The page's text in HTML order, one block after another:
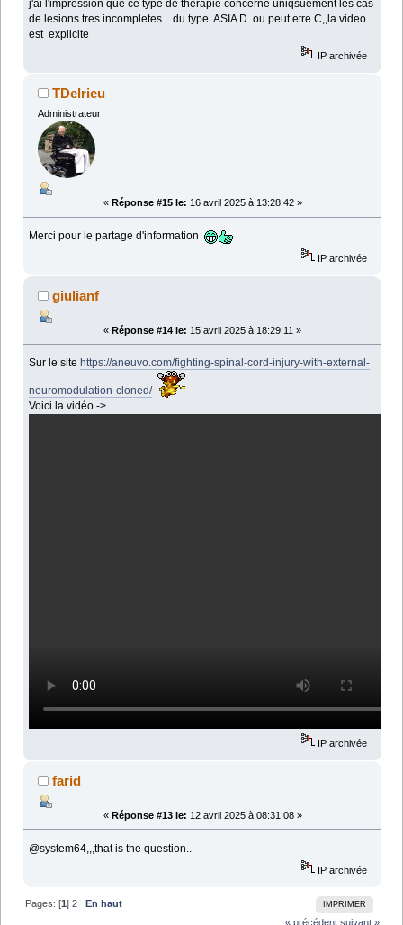
j'ai l'impression que ce type de therapie concerne uniqsuement les cas
de lesions tres incompletes du type ASIA D ou peut etre C,,la video
est explicite
IP archivée
TDelrieu
Administrateur
« Réponse #15 le: 16 avril 2025 à 13:28:42 »
Merci pour le partage d'information
IP archivée
giulianf
« Réponse #14 le: 15 avril 2025 à 18:29:11 »
Sur le site https://aneuvo.com/fighting-spinal-cord-injury-with-external-
neuromodulation-cloned/
Voici la vidéo ->
IP archivée
farid
« Réponse #13 le: 12 avril 2025 à 08:31:08 »
@system64,,,that is the question..
IP archivée
IMPRIMER
Pages: [1]2
En haut
« précédent suivant »